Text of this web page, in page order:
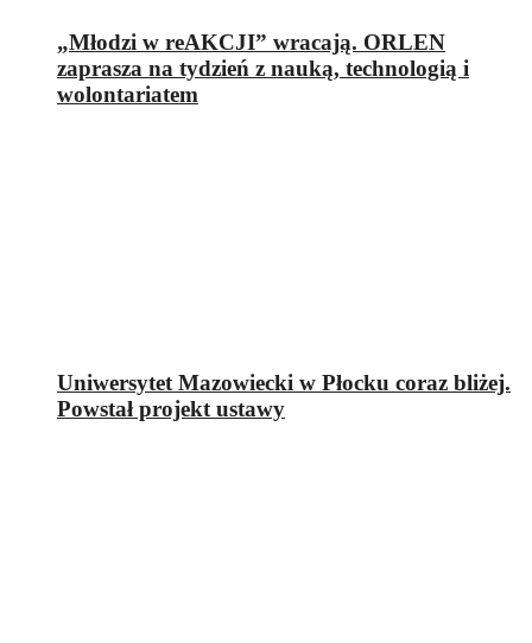
„Młodzi w reAKCJI” wracają. ORLEN
zaprasza na tydzień z nauką, technologią i
wolontariatem
Uniwersytet Mazowiecki w Płocku coraz bliżej.
Powstał projekt ustawy